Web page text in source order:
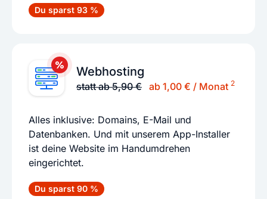
Du sparst 93 %
Webhosting
statt ab 5,90 € ab 1,00 € / Monat 2
Alles inklusive: Domains, E-Mail und
Datenbanken. Und mit unserem App-Installer
ist deine Website im Handumdrehen
eingerichtet.
Du sparst 90 %